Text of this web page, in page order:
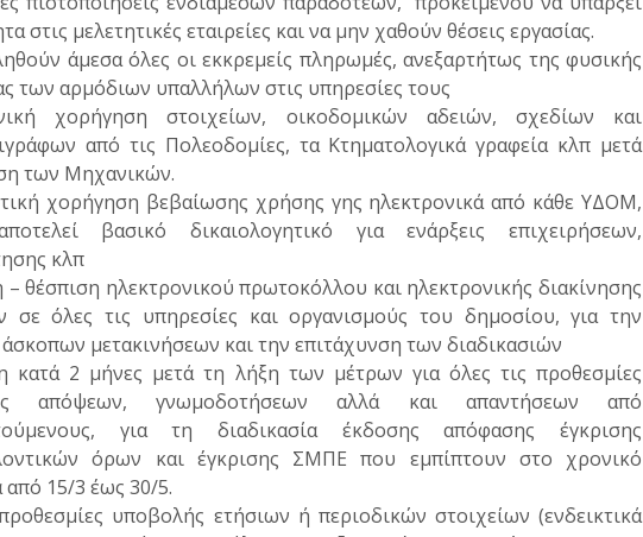
στις μελετητικές εταιρείες και να μην χαθούν θέσεις εργασίας.
άμεσα όλες οι εκκρεμείς πληρωμές, ανεξαρτήτως της φυσικής
των αρμόδιων υπαλλήλων στις υπηρεσίες τους
χορήγηση στοιχείων, οικοδομικών αδειών, σχεδίων και
από τις Πολεοδομίες, τα Κτηματολογικά γραφεία κλπ μετά
των Μηχανικών.
χορήγηση βεβαίωσης χρήσης γης ηλεκτρονικά από κάθε ΥΔΟΜ,
βασικό δικαιολογητικό για ενάρξεις επιχειρήσεων,
κλπ
– θέσπιση ηλεκτρονικού πρωτοκόλλου και ηλεκτρονικής διακίνησης
σε όλες τις υπηρεσίες και οργανισμούς του δημοσίου, για την
μετακινήσεων και την επιτάχυνση των διαδικασιών
κατά 2 μήνες μετά τη λήξη των μέτρων για όλες τις προθεσμίες
απόψεων, γνωμοδοτήσεων αλλά και απαντήσεων από
για τη διαδικασία έκδοσης απόφασης έγκρισης
όρων και έγκρισης ΣΜΠΕ που εμπίπτουν στο χρονικό
από 15/3 έως 30/5.
υποβολής ετήσιων ή περιοδικών στοιχείων (ενδεικτικά